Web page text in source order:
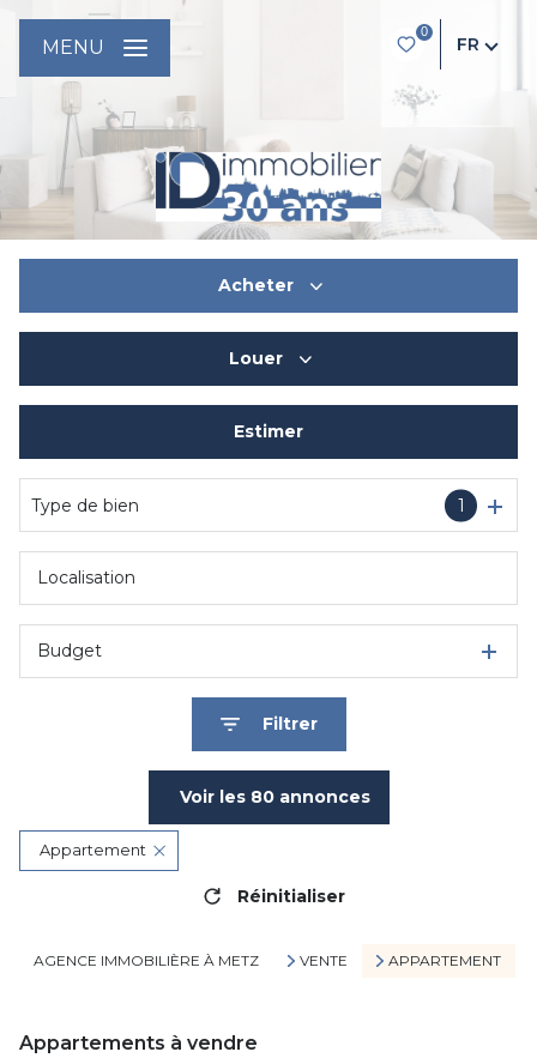
0
FR
MENU
Acheter
Du neuf
Louer
De l'immo pro
Estimer
Type de bien 1
Budget
Filtrer
Voir les 80annonces
Appartement
Réinitialiser
AGENCE IMMOBILIÈRE À METZ VENTE APPARTEMENT
Appartements à vendre